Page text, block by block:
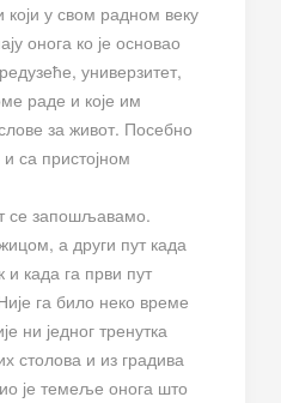
у свом радном веку
онога ко је основао
универзитет,
раде и које им
за живот. Посебно
са пристојном
се запошљавамо.
а други пут када
и када га први пут
га било неко време
ни једног тренутка
столова и из градива
је темеље онога што